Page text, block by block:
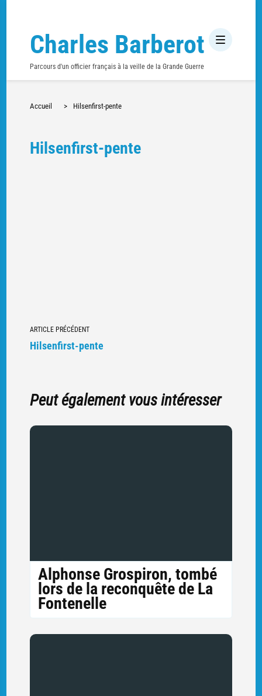
Charles Barberot
Parcours d'un officier français à la veille de la Grande Guerre
Accueil > Hilsenfirst-pente
Hilsenfirst-pente
Navigation
vers
ARTICLE PRÉCÉDENT
Hilsenfirst-pente
Peut également vous intéresser
Alphonse Grospiron, tombé
lors de la reconquête de La
Fontenelle